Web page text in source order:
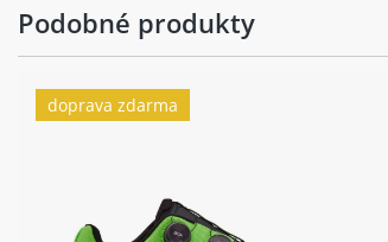
Podobné produkty
doprava zdarma